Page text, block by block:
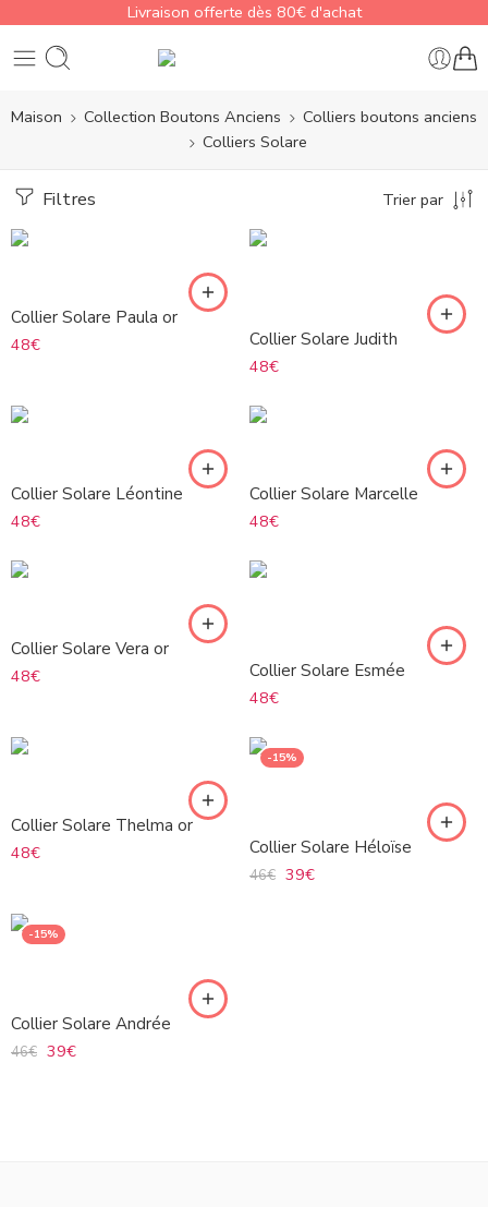
Livraison offerte dès 80€ d'achat
Maison Collection Boutons Anciens
Colliers boutons anciens
Colliers Solare
Filtres Trier par
Collier Solare Paula or
48€
Collier Solare Judith
48€
Collier Solare Léontine
48€
Collier Solare Marcelle
48€
Collier Solare Vera or
48€
Collier Solare Esmée
48€
Collier Solare Thelma or
48€
-15%
Collier Solare Héloïse
46€ 39€
-15%
Collier Solare Andrée
46€ 39€